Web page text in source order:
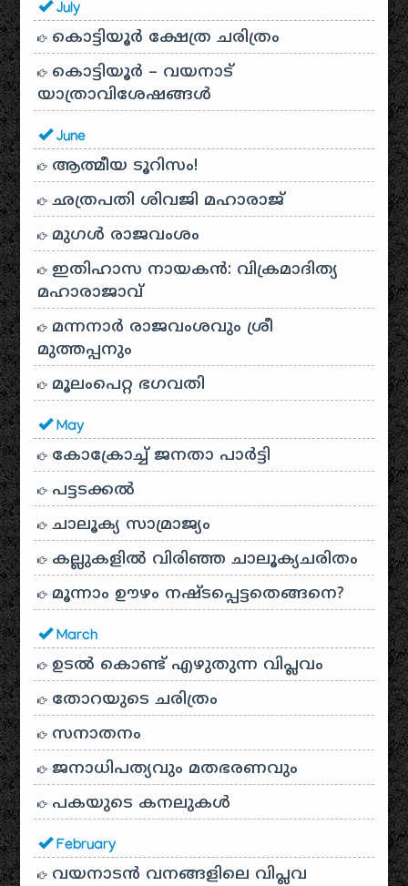
July
കൊട്ടിയൂർ ക്ഷേത്ര ചരിത്രം
കൊട്ടിയൂർ – വയനാട്
യാത്രാവിശേഷങ്ങൾ
June
ആത്മീയ ടൂറിസം!
ഛത്രപതി ശിവജി മഹാരാജ്
മുഗൾ രാജവംശം
ഇതിഹാസ നായകൻ: വിക്രമാദിത്യ
മഹാരാജാവ്
മന്നനാർ രാജവംശവും ശ്രീ
മുത്തപ്പനും
മൂലംപെറ്റ ഭഗവതി
May
കോക്രോച്ച് ജനതാ പാർട്ടി
പട്ടടക്കൽ
ചാലൂക്യ സാമ്രാജ്യം
കല്ലുകളിൽ വിരിഞ്ഞ ചാലൂക്യചരിതം
മൂന്നാം ഊഴം നഷ്ടപ്പെട്ടതെങ്ങനെ?
March
ഉടൽ കൊണ്ട് എഴുതുന്ന വിപ്ലവം
തോറയുടെ ചരിത്രം
സനാതനം
ജനാധിപത്യവും മതഭരണവും
പകയുടെ കനലുകൾ
February
വയനാടൻ വനങ്ങളിലെ വിപ്ലവ